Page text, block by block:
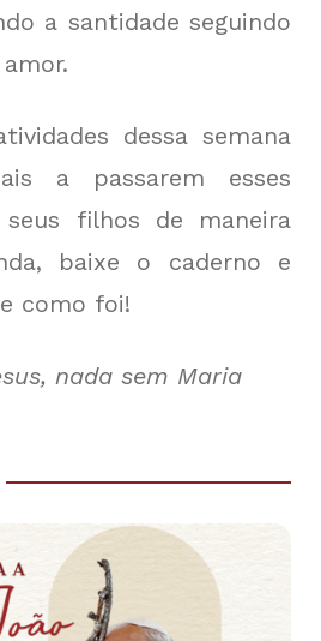
a santidade seguindo
dessa semana
a passarem esses
filhos de maneira
baixe o caderno e
como foi!
nada sem Maria